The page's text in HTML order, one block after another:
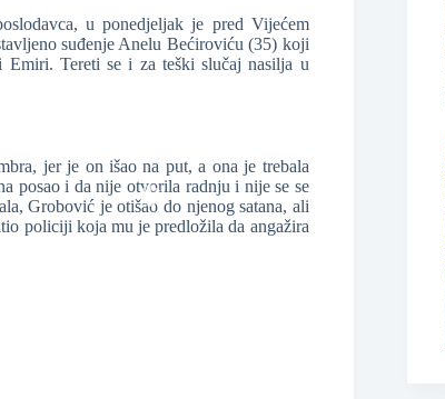
u ponedjeljak je pred Vijećem
suđenje Anelu Bećiroviću (35) koji
Emiri. Tereti se i za teški slučaj nasilja u
jer je on išao na put, a ona je trebala
posao i da nije otvorila radnju i nije se se
Grobović je otišao do njenog satana, ali
policiji koja mu je predložila da angažira